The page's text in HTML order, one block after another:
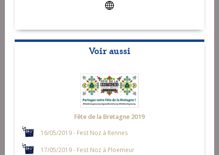
Voir aussi
Fête de la Bretagne 2019
16/05/2019 - Fest Noz à Rennes
17/05/2019 - Fest Noz à Ploemeur